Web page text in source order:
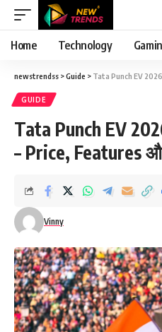
Home Technology
newstrendss >Guide > Tata Punch EV 2026:
GUIDE
Tata Punch EV
– Price, Features
Vinny